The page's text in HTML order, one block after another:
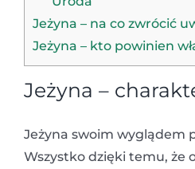
Jeżyna – na co zwrócić
Jeżyna – kto powinien
Jeżyna –
Jeżyna swoim wyglądem
Wszystko dzięki temu, że